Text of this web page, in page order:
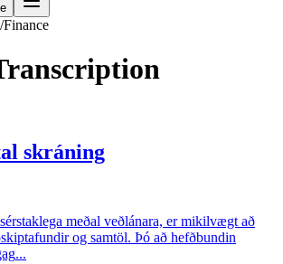
/Finance
skráning
meðal veðlánara, er mikilvægt að
og samtöl. Þó að hefðbundin
...